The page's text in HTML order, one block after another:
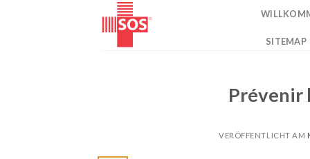
SITEMAP
Prévenir
VERÖFFENTLICHT AM